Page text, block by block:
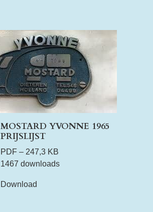
MOSTARD YVONNE 1965
PRIJSLIJST
PDF – 247,3 KB
1467 downloads
Download